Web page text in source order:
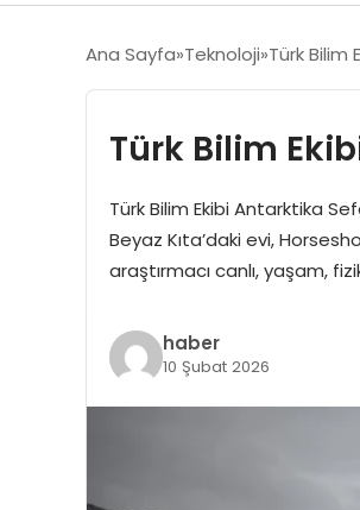
Ana Sayfa Teknoloji Türk Bilim
Türk Bilim
Türk Bilim Ekibi Antarktika
Beyaz Kıta’daki evi,
araştırmacı canlı, yaşam,
haber
10 Şubat 2026